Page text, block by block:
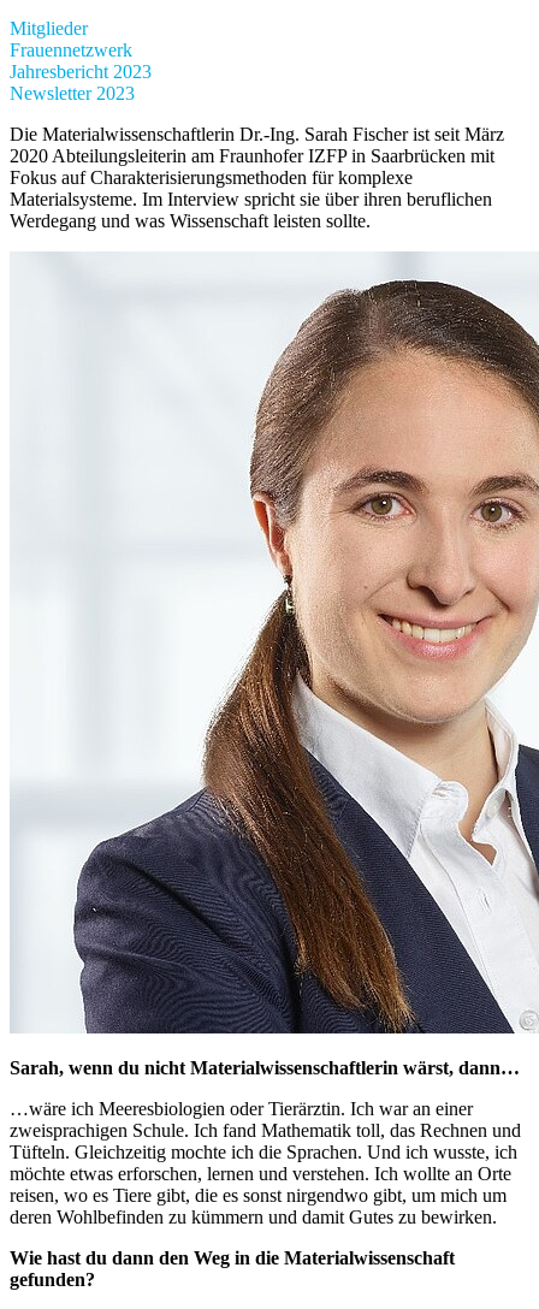
Mitglieder
Frauennetzwerk
Jahresbericht 2023
Newsletter 2023
Die Materialwissenschaftlerin Dr.-Ing. Sarah Fischer ist seit März
2020 Abteilungsleiterin am Fraunhofer IZFP in Saarbrücken mit
Fokus auf Charakterisierungsmethoden für komplexe
Materialsysteme. Im Interview spricht sie über ihren beruflichen
Werdegang und was Wissenschaft leisten sollte.
Sarah, wenn du nicht Materialwissenschaftlerin wärst, dann…
…wäre ich Meeresbiologien oder Tierärztin. Ich war an einer
zweisprachigen Schule. Ich fand Mathematik toll, das Rechnen und
Tüfteln. Gleichzeitig mochte ich die Sprachen. Und ich wusste, ich
möchte etwas erforschen, lernen und verstehen. Ich wollte an Orte
reisen, wo es Tiere gibt, die es sonst nirgendwo gibt, um mich um
deren Wohlbefinden zu kümmern und damit Gutes zu bewirken.
Wie hast du dann den Weg in die Materialwissenschaft
gefunden?